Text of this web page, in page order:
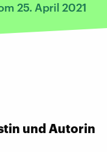
25. April 2021
und Autorin